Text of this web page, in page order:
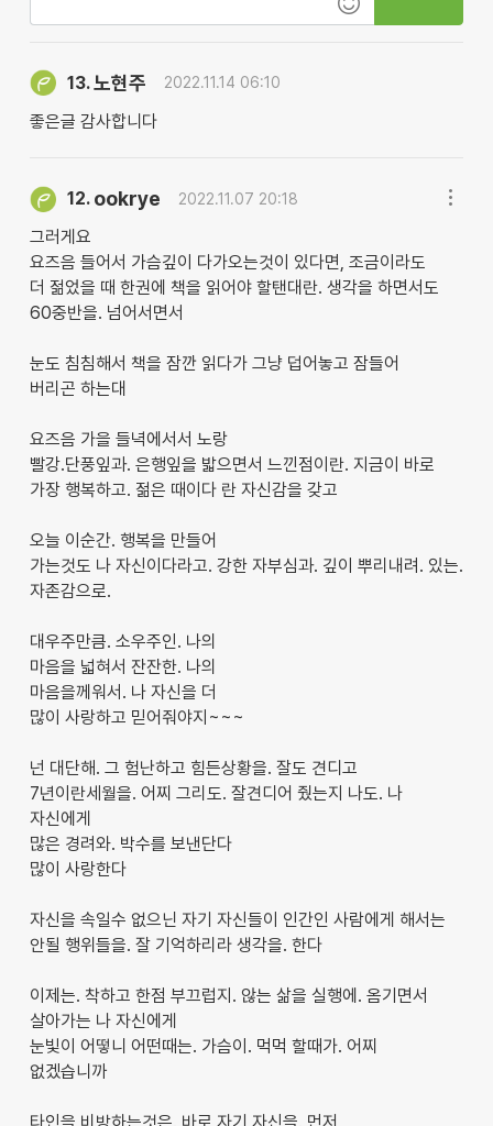
13.노현주 2022.11.14 06:10
좋은글 감사합니다
12. ookrye 2022.11.07 20:18
그러게요
요즈음 들어서 가슴깊이 다가오는것이 있다면, 조금이라도
더 젊었을 때 한권에 책을 읽어야 할탠대란. 생각을 하면서도
60중반을. 넘어서면서
눈도 침침해서 책을 잠깐 읽다가 그냥 덥어놓고 잠들어
버리곤 하는대
요즈음 가을 들녁에서서 노랑
빨강.단풍잎과. 은행잎을 밟으면서 느낀점이란. 지금이 바로
가장 행복하고. 젊은 때이다 란 자신감을 갖고
오늘 이순간. 행복을 만들어
가는것도 나 자신이다라고. 강한 자부심과. 깊이 뿌리내려. 있는.
자존감으로.
대우주만큼. 소우주인. 나의
마음을 넓혀서 잔잔한. 나의
마음을께워서. 나 자신을 더
많이 사랑하고 믿어줘야지~~~
넌 대단해. 그 험난하고 힘든상황을. 잘도 견디고
7년이란세월을. 어찌 그리도. 잘견디어 줬는지 나도. 나
자신에게
많은 경려와. 박수를 보낸단다
많이 사랑한다
자신을 속일수 없으닌 자기 자신들이 인간인 사람에게 해서는
안될 행위들을. 잘 기억하리라 생각을. 한다
이제는. 착하고 한점 부끄럽지. 않는 삶을 실행에. 옴기면서
살아가는 나 자신에게
눈빛이 어떻니 어떤때는. 가슴이. 먹먹 할때가. 어찌
없겠습니까